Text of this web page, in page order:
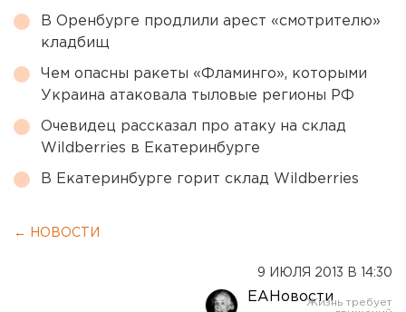
В Оренбурге продлили арест «смотрителю»
кладбищ
Чем опасны ракеты «Фламинго», которыми
Украина атаковала тыловые регионы РФ
Очевидец рассказал про атаку на склад
Wildberries в Екатеринбурге
В Екатеринбурге горит склад Wildberries
← НОВОСТИ
9 ИЮЛЯ 2013 В 14:30
ЕАНовости